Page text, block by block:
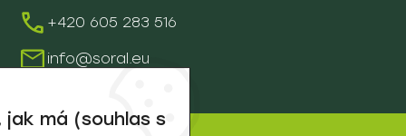
+420 605 283 516
info@soral.eu
má (souhlas s